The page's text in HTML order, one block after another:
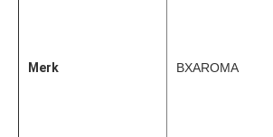
Merk BXAROMA